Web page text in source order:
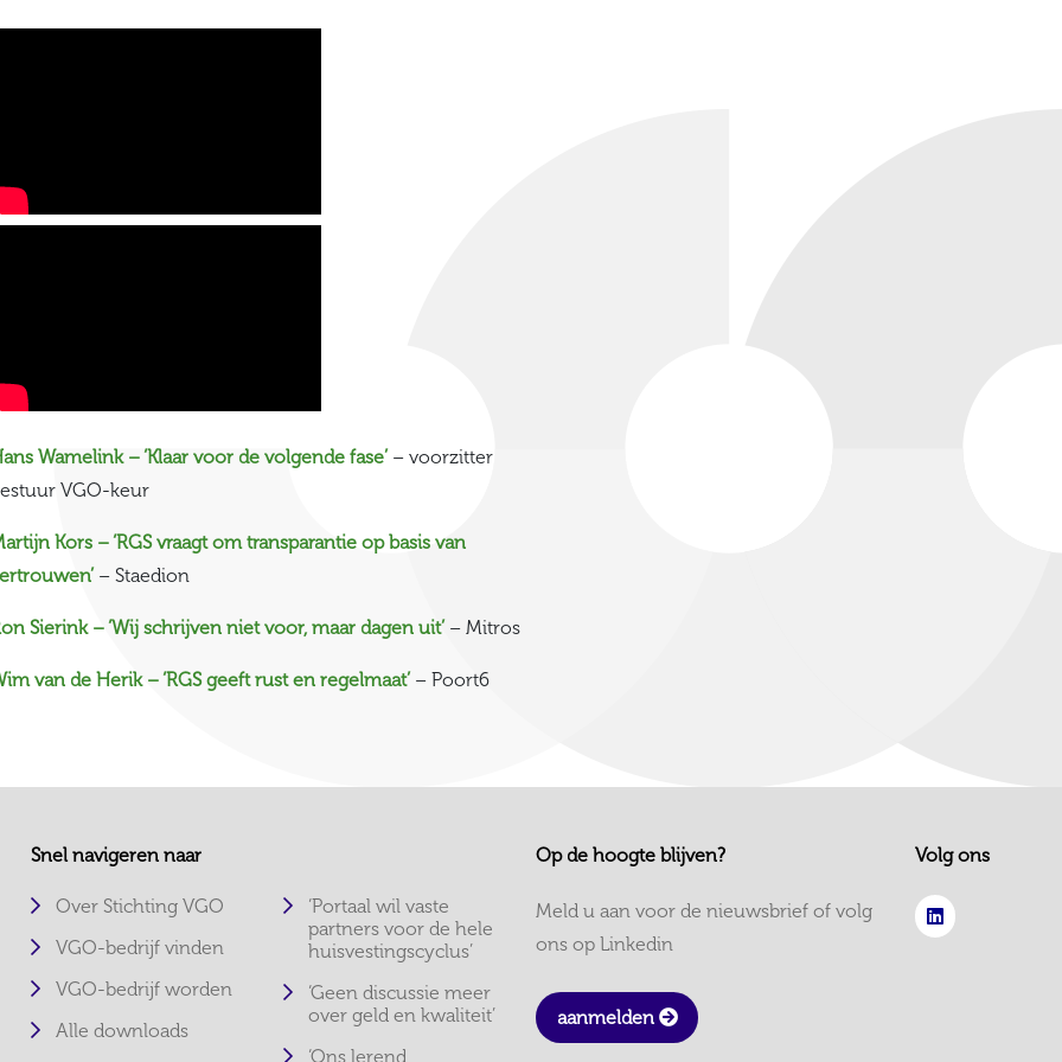
Wamelink – ‘Klaar voor de volgende fase’– voorzitter
VGO-keur
Kors – ‘RGS vraagt om transparantie op basis van
– Staedion
Sierink – ‘Wij schrijven niet voor, maar dagen uit’– Mitros
van de Herik – ‘RGS geeft rust en regelmaat’– Poort6
Snel navigeren naar
Over Stichting VGO
VGO-bedrijf vinden
VGO-bedrijf worden
Alle downloads
‘Portaal wil vaste
partners voor de hele
huisvestingscyclus’
‘Geen discussie meer
over geld en kwaliteit’
‘Ons lerend
Op de hoogte blijven?
Meld u aan voor de nieuwsbrief of volg
ons op Linkedin
aanmelden
Volg ons